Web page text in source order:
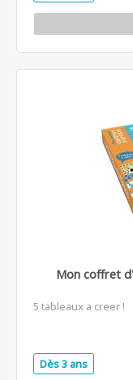
Mon coffret
5 tableaux a creer !
Dès 3 ans